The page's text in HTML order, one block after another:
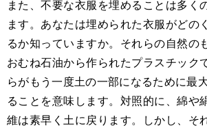
また、不要な衣服を埋めることは多く
ます。あなたは埋められた衣服がどの
るか知っていますか。それらの自然の
おむね石油から作られたプラスチック
らがもう一度土の一部になるために最
ることを意味します。対照的に、綿や
維は素早く土に戻ります。しかし、そ